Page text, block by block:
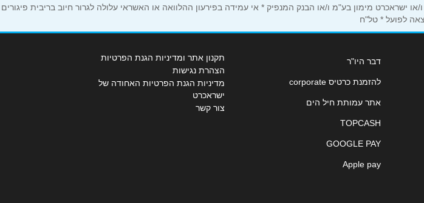
מימון בע"מ ו/או הבנק המנפיק * אי עמידה בפירעון ההלוואה או האשראי עלולה לגרור חיוב בריבית פיגורים
לפועל * טל"ח
דבר היו"ר
להזמנת כרטיס corporate
אתר עמותת חיל הים
TOPCASH
GOOGLE PAY
Apple pay
תקנון אתר ומדיניות הגנת הפרטיות
הצהרת נגישות
מדיניות הגנת הפרטיות האחודה של
ישראכרט
צור קשר